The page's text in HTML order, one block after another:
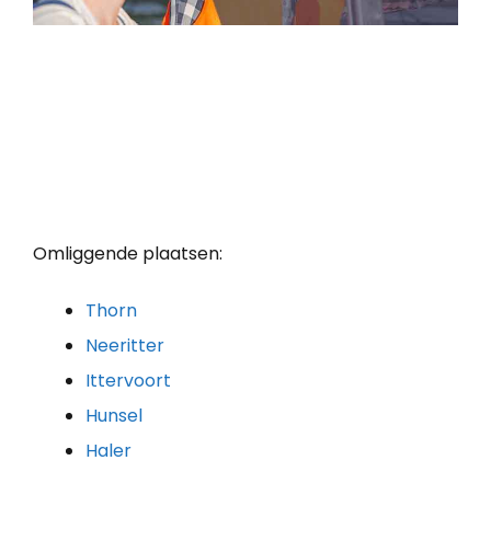
Omliggende plaatsen:
Thorn
Neeritter
Ittervoort
Hunsel
Haler